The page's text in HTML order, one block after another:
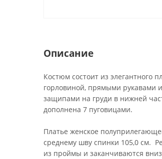
Описание
Костюм состоит из элегантного
горловиной, прямыми рукавами
защипами на груди в нижней
дополнена 7 пуговицами.
Платье женское
среднему шву спинки 105,0 см.
из проймы и заканчиваются